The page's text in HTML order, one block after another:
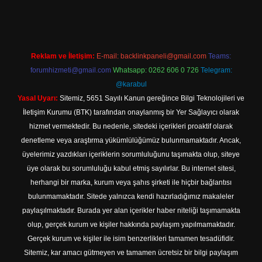
Reklam ve İletişim: E-mail: backlinkpaneli@gmail.com Teams:
forumhizmeti@gmail.com Whatsapp: 0262 606 0 726 Telegram:
@karabul
Yasal Uyarı: Sitemiz, 5651 Sayılı Kanun gereğince Bilgi Teknolojileri ve
İletişim Kurumu (BTK) tarafından onaylanmış bir Yer Sağlayıcı olarak
hizmet vermektedir. Bu nedenle, sitedeki içerikleri proaktif olarak
denetleme veya araştırma yükümlülüğümüz bulunmamaktadır. Ancak,
üyelerimiz yazdıkları içeriklerin sorumluluğunu taşımakta olup, siteye
üye olarak bu sorumluluğu kabul etmiş sayılırlar. Bu internet sitesi,
herhangi bir marka, kurum veya şahıs şirketi ile hiçbir bağlantısı
bulunmamaktadır. Sitede yalnızca kendi hazırladığımız makaleler
paylaşılmaktadır. Burada yer alan içerikler haber niteliği taşımamakta
olup, gerçek kurum ve kişiler hakkında paylaşım yapılmamaktadır.
Gerçek kurum ve kişiler ile isim benzerlikleri tamamen tesadüfidir.
Sitemiz, kar amacı gütmeyen ve tamamen ücretsiz bir bilgi paylaşım